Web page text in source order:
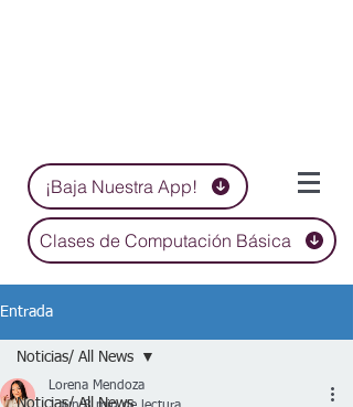
¡Baja Nuestra App!
Clases de Computación Básica
Entrada
Noticias/ All News
Noticias/ All News
Lorena Mendoza